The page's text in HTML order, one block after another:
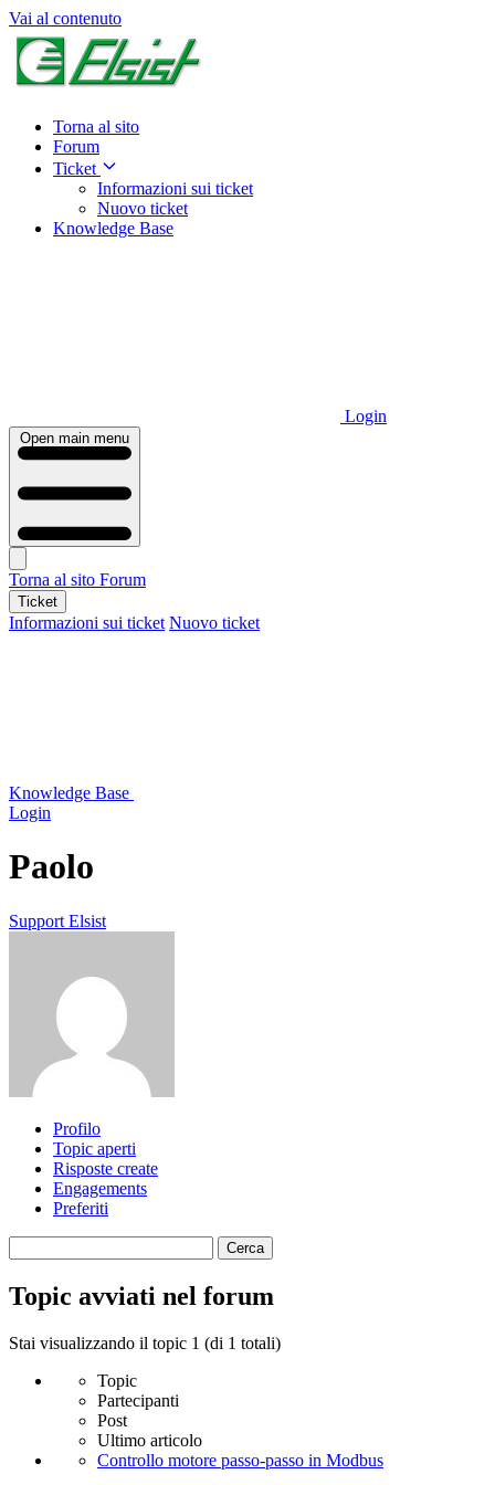
Vai al contenuto
Torna al sito
Forum
Ticket
Informazioni sui ticket
Nuovo ticket
Knowledge Base
Login
Open main menu
Torna al sito Forum
Ticket
Informazioni sui ticket Nuovo ticket
Knowledge Base
Login
Paolo
Support Elsist
Profilo
Topic aperti
Risposte create
Engagements
Preferiti
topic:
Topic avviati nel forum
Stai visualizzando il topic 1 (di 1 totali)
Topic
Partecipanti
Post
Ultimo articolo
Controllo motore passo-passo in Modbus